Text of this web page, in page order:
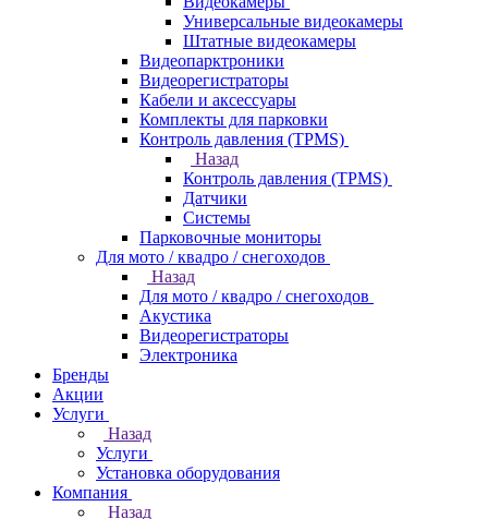
Универсальные видеокамеры
Штатные видеокамеры
Видеопарктроники
Видеорегистраторы
Кабели и аксессуары
Комплекты для парковки
Контроль давления (TPMS)
Назад
Контроль давления (TPMS)
Датчики
Системы
Парковочные мониторы
Для мото / квадро / снегоходов
Назад
Для мото / квадро / снегоходов
Акустика
Видеорегистраторы
Электроника
Бренды
Акции
Услуги
Назад
Услуги
Установка оборудования
Компания
Назад